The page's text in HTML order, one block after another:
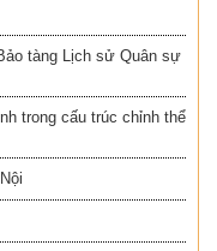
tàng Lịch sử Quân sự
trong cấu trúc chỉnh thể